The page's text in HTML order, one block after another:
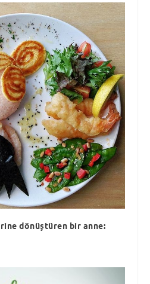
dönüştüren bir anne: